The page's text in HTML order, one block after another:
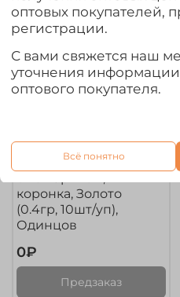
арт.40971
Мормышка "Капелька"
коронка, Золото
(0.4гр, 10шт/уп),
Одинцов
0₽
Предзаказ
оптовых покупателей,
регистрации.
С вами свяжется наш
уточнения
оптового покупателя.
Всё понятно